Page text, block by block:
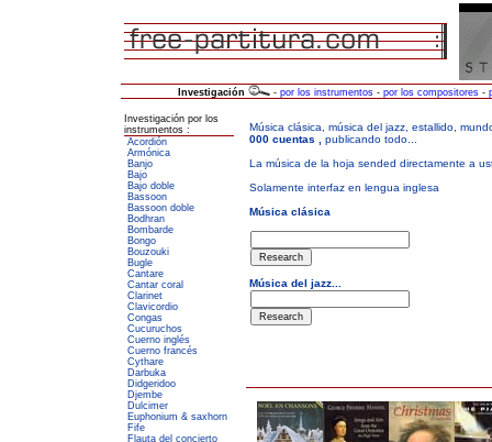
Investigación - por los instrumentos - por los compositores -
Investigación por los
instrumentos :
Acordión
Armónica
Banjo
Bajo
Bajo doble
Bassoon
Bassoon doble
Bodhran
Bombarde
Bongo
Bouzouki
Bugle
Cantare
Cantar coral
Clarinet
Clavicordio
Congas
Cucuruchos
Cuerno inglés
Cuerno francés
Cythare
Darbuka
Didgeridoo
Djembe
Dulcimer
Euphonium & saxhorn
Fife
Flauta del concierto